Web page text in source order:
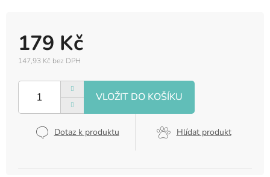
179 Kč
147,93 Kč bez DPH
cena:
Dotaz k produktu Hlídat produkt